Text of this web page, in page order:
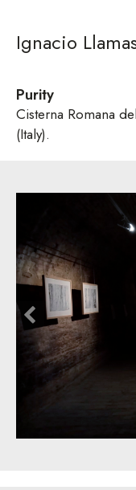
Ignacio
Purity
Cisterna Romana
(Italy).